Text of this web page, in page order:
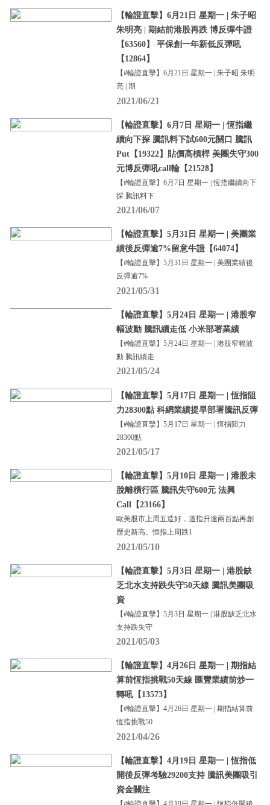
【輪證直擊】6月21日 星期一 | 朱子昭
朱明亮 | 期結前港股再跌 博反彈牛證
【63560】 平保創一年新低反彈吼
【12864】
【#輪證直擊】6月21日 星期一 | 朱子昭 朱明
亮 | 期
2021/06/21
【輪證直擊】6月7日 星期一 | 恆指繼
續向下探 騰訊料下試600元關口 騰訊
Put【19322】貼價高槓桿 美團失守300
元博反彈吼call輪【21528】
【#輪證直擊】6月7日 星期一 | 恆指繼續向下
探 騰訊料下
2021/06/07
【輪證直擊】5月31日 星期一 | 美團業
績後反彈逾7%留意牛證【64074】
【#輪證直擊】5月31日 星期一 | 美團業績後
反彈逾7%
2021/05/31
【輪證直擊】5月24日 星期一 | 港股窄
幅波動 騰訊續走低 小米部署業績
【#輪證直擊】5月24日 星期一 | 港股窄幅波
動 騰訊續走
2021/05/24
【輪證直擊】5月17日 星期一 | 恆指阻
力28300點 科網業績提早部署騰訊反彈
【#輪證直擊】5月17日 星期一 | 恆指阻力
28300點
2021/05/17
【輪證直擊】5月10日 星期一 | 港股未
脫離橫行區 騰訊失守600元 法興
Call【23166】
歐美股市上周五造好，道指升逾兩百點再創
歷史新高。恒指上周跌1
2021/05/10
【輪證直擊】5月3日 星期一 | 港股缺
乏北水支持跌失守50天線 騰訊美團吸
資
【#輪證直擊】5月3日 星期一 | 港股缺乏北水
支持跌失守
2021/05/03
【輪證直擊】4月26日 星期一 | 期指結
算前恆指挑戰50天線 匯豐業績前炒一
轉吼【13573】
【#輪證直擊】4月26日 星期一 | 期指結算前
恆指挑戰50
2021/04/26
【輪證直擊】4月19日 星期一 | 恆指低
開後反彈考驗29200支持 騰訊美團吸引
資金關注